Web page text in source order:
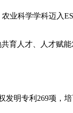
业科学学科迈入
育人才、人才赋能
发明专利269项，